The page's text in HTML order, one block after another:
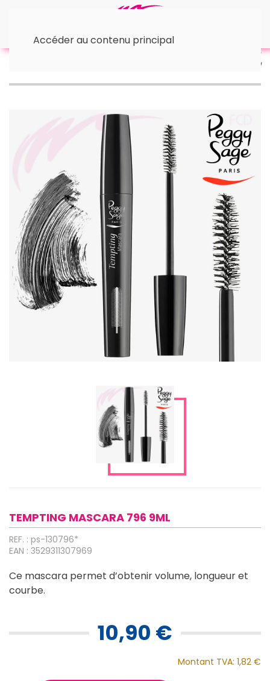
Accéder au contenu principal
TEMPTING MASCARA 796 9ML
REF. : ps-130796*
EAN : 3529311307969
Ce mascara permet d’obtenir volume, longueur et
courbe.
10,90 €
Montant TVA: 1,82 €